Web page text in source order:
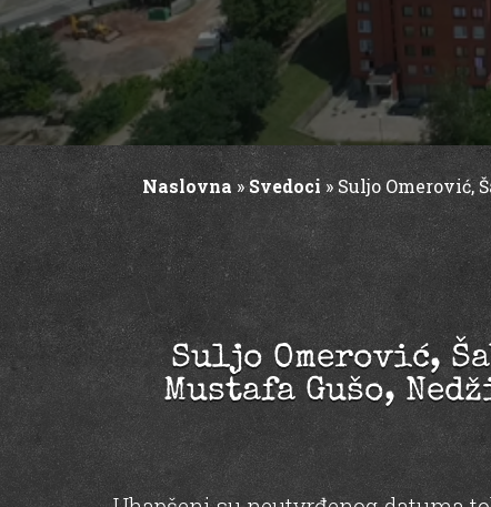
Naslovna »Svedoci »Suljo Omerović,
Suljo Omerović,
Mustafa Gušo,